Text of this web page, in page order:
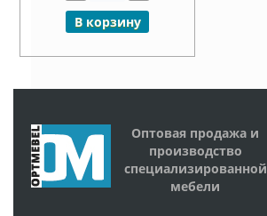
В корзину
Оптовая продажа и
производство
специализированной
мебели